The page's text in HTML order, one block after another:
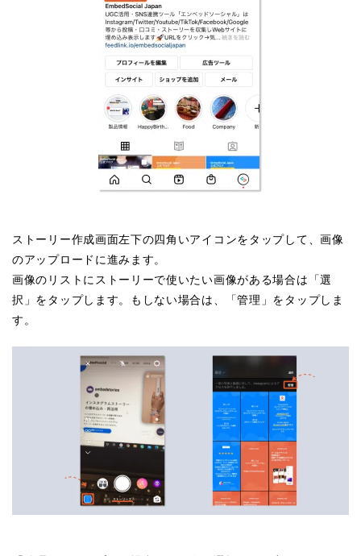
ストーリー作成画面左下の四角いアイコンをタップして、画像
のアップロードに進みます。
画像のリストにストーリーで使いたい画像がある場合は「選
択」をタップします。もしない場合は、「管理」をタップしま
す。